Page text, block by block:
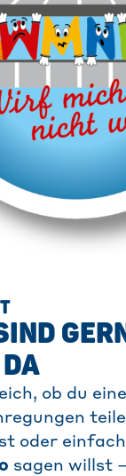
ob du
oder
sagen willst